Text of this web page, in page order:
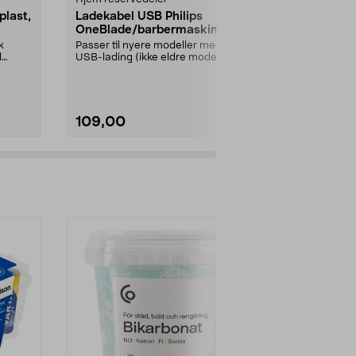
Ladekabel USB Philips
OneBlade/barbermaskiner
Passer til nyere modeller med
USB-lading (ikke eldre modeller
109,00